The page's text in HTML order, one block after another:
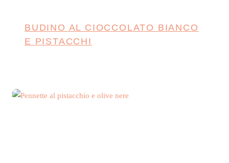
BUDINO AL CIOCCOLATO BIANCO
E PISTACCHI